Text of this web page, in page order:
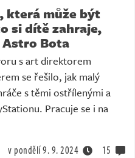
která může být
si dítě zahraje,
Bota
s art direktorem
se řešilo, jak malý
s těmi ostřílenými a
Pracuje se i na
v pondělí9. 9. 2024 15